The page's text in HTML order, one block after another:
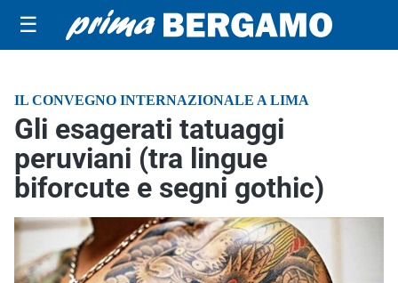
☰
IL CONVEGNO INTERNAZIONALE A LIMA
Gli esagerati tatuaggi
peruviani (tra lingue
biforcute e segni gothic)